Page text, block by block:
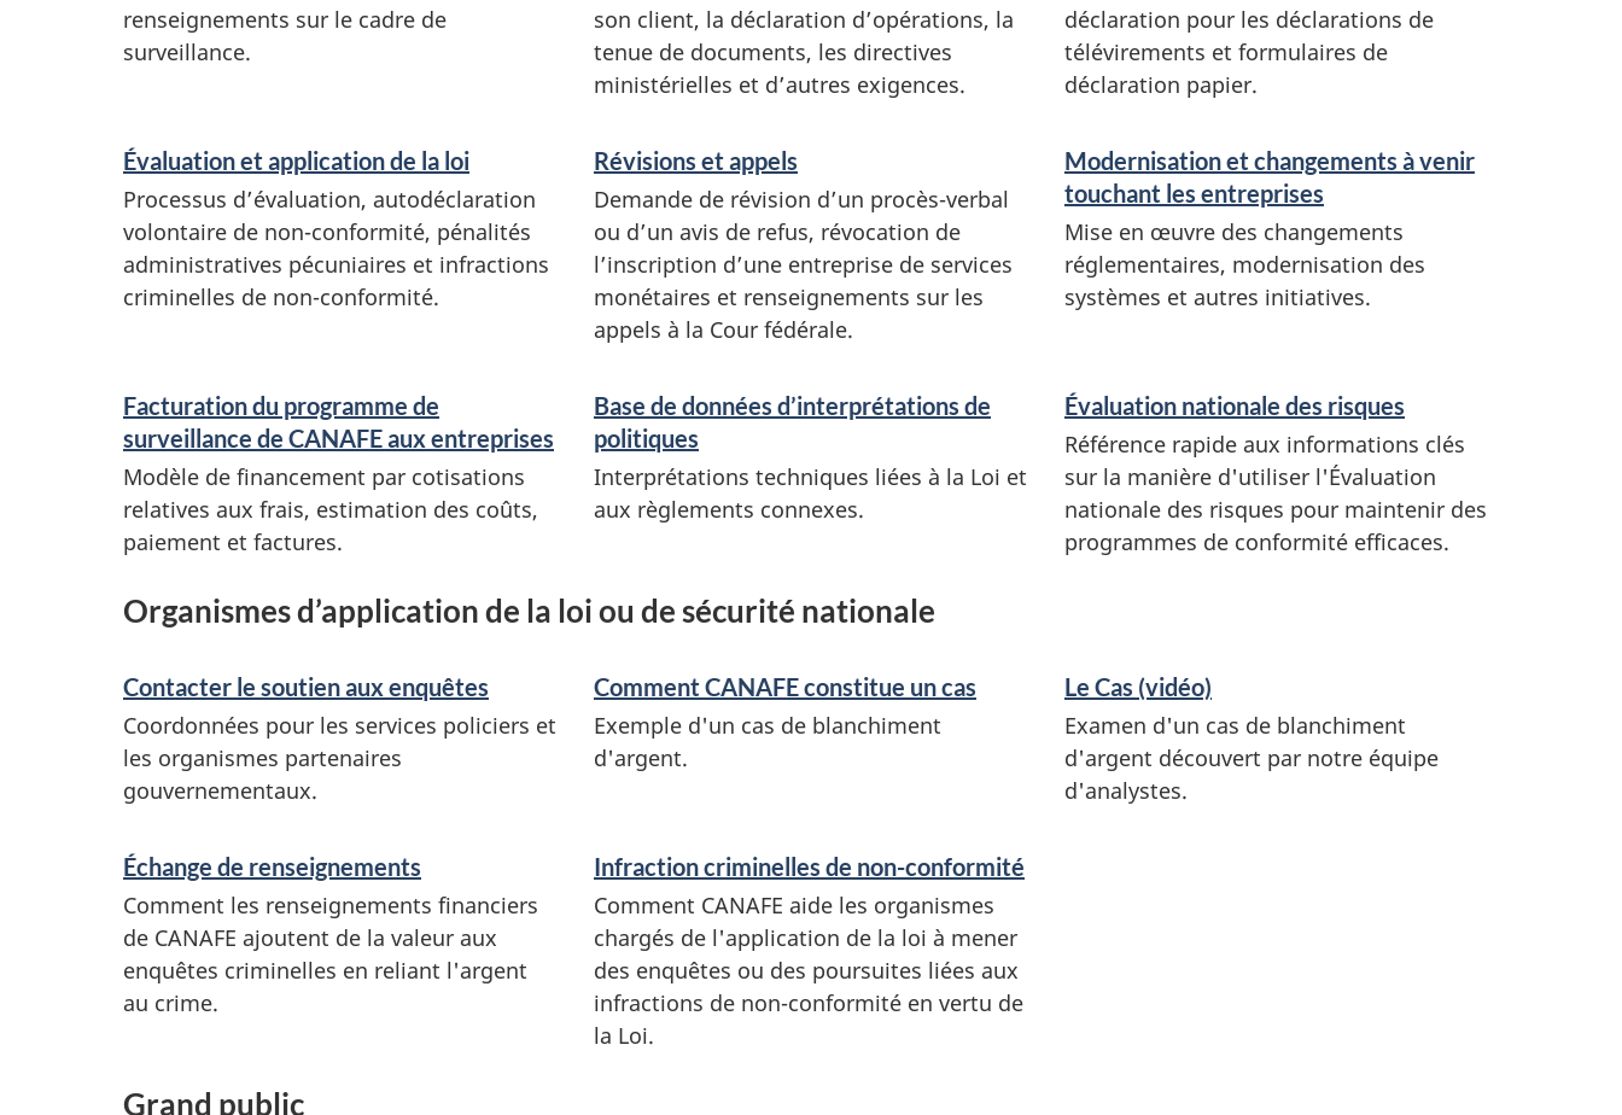
renseignements sur le cadre de
surveillance.
son client, la déclaration d’opérations, la
tenue de documents, les directives
ministérielles et d’autres exigences.
déclaration pour les déclarations de
télévirements et formulaires de
déclaration papier.
Évaluation et application de la loi
Processus d’évaluation, autodéclaration
volontaire de non-conformité, pénalités
administratives pécuniaires et infractions
criminelles de non-conformité.
Révisions et appels
Demande de révision d’un procès-verbal
ou d’un avis de refus, révocation de
l’inscription d’une entreprise de services
monétaires et renseignements sur les
appels à la Cour fédérale.
Modernisation et changements à venir
touchant les entreprises
Mise en œuvre des changements
réglementaires, modernisation des
systèmes et autres initiatives.
Facturation du programme de
surveillance de CANAFE aux entreprises
Modèle de financement par cotisations
relatives aux frais, estimation des coûts,
paiement et factures.
Base de données d’interprétations de
politiques
Interprétations techniques liées à la Loi et
aux règlements connexes.
Évaluation nationale des risques
Référence rapide aux informations clés
sur la manière d'utiliser l'Évaluation
nationale des risques pour maintenir des
programmes de conformité efficaces.
Organismes d’application de la loi ou de sécurité nationale
Contacter le soutien aux enquêtes
Coordonnées pour les services policiers et
les organismes partenaires
gouvernementaux.
Comment CANAFE constitue un cas
Exemple d'un cas de blanchiment
d'argent.
Le Cas (vidéo)
Examen d'un cas de blanchiment
d'argent découvert par notre équipe
d'analystes.
Échange de renseignements
Comment les renseignements financiers
de CANAFE ajoutent de la valeur aux
enquêtes criminelles en reliant l'argent
au crime.
Infraction criminelles de non-conformité
Comment CANAFE aide les organismes
chargés de l'application de la loi à mener
des enquêtes ou des poursuites liées aux
infractions de non-conformité en vertu de
la Loi.
Grand public